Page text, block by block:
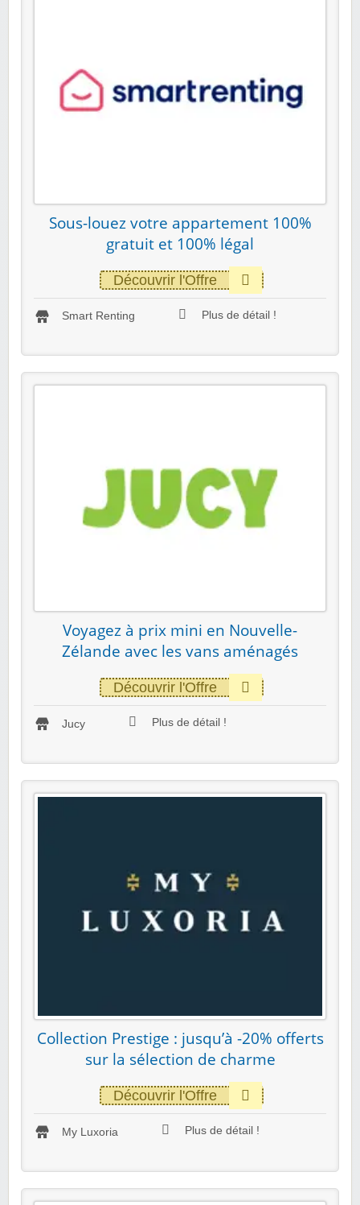
Sous-louez votre appartement 100%
gratuit et 100% légal
Découvrir l'Offre
Smart Renting Plus de détail !
Voyagez à prix mini en Nouvelle-
Zélande avec les vans aménagés
Découvrir l'Offre
Jucy Plus de détail !
Collection Prestige : jusqu’à -20% offerts
sur la sélection de charme
Découvrir l'Offre
My Luxoria Plus de détail !